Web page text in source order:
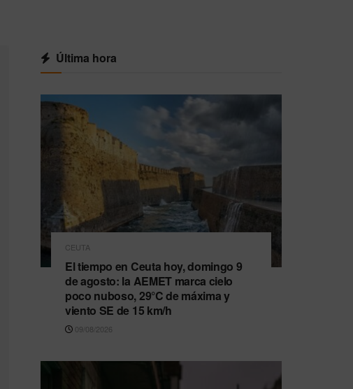
Última hora
CEUTA
El tiempo en Ceuta hoy, domingo 9
de agosto: la AEMET marca cielo
poco nuboso, 29°C de máxima y
viento SE de 15 km/h
09/08/2026